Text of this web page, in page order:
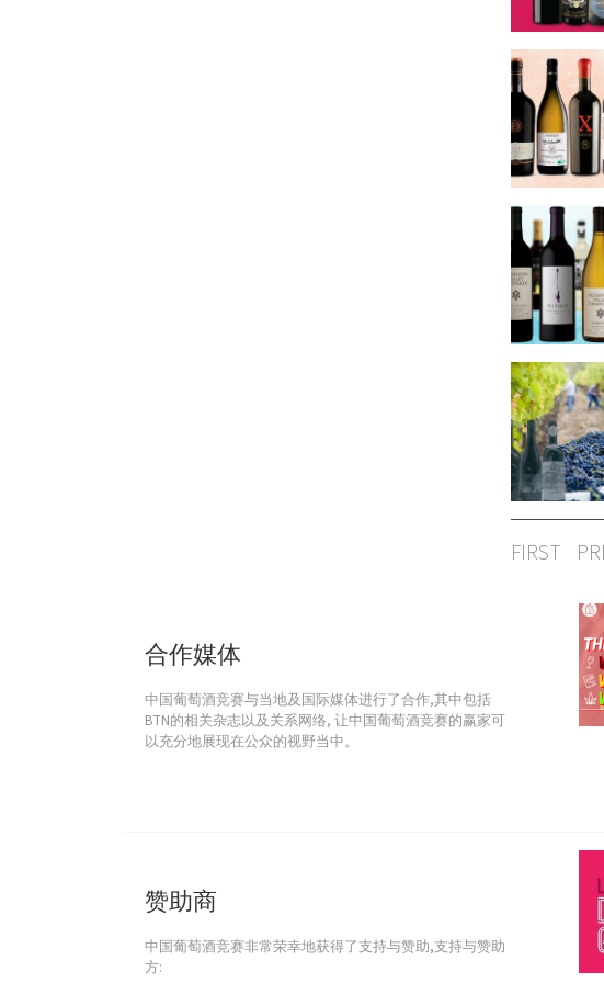
FIRST
合作媒体
中国葡萄酒竞赛与当地及国际媒体进行了合作,其中包括
BTN的相关杂志以及关系网络, 让中国葡萄酒竞赛的赢家可
以充分地展现在公众的视野当中。
赞助商
中国葡萄酒竞赛非常荣幸地获得了支持与赞助,支持与赞助
方: